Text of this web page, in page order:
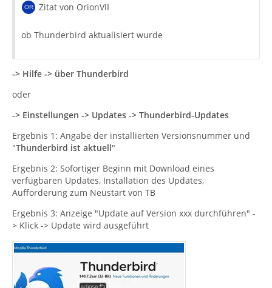
Zitat von OrionVII
ob Thunderbird aktualisiert wurde
-> Hilfe -> über Thunderbird
oder
-> Einstellungen -> Updates -> Thunderbird-Updates
Ergebnis 1: Angabe der installierten Versionsnummer und
"Thunderbird ist aktuell"
Ergebnis 2: Sofortiger Beginn mit Download eines
verfügbaren Updates, Installation des Updates,
Aufforderung zum Neustart von TB
Ergebnis 3: Anzeige "Update auf Version xxx durchführen" -
> Klick -> Update wird ausgeführt